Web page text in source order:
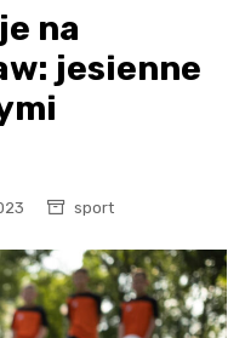
na
jesienne
sport